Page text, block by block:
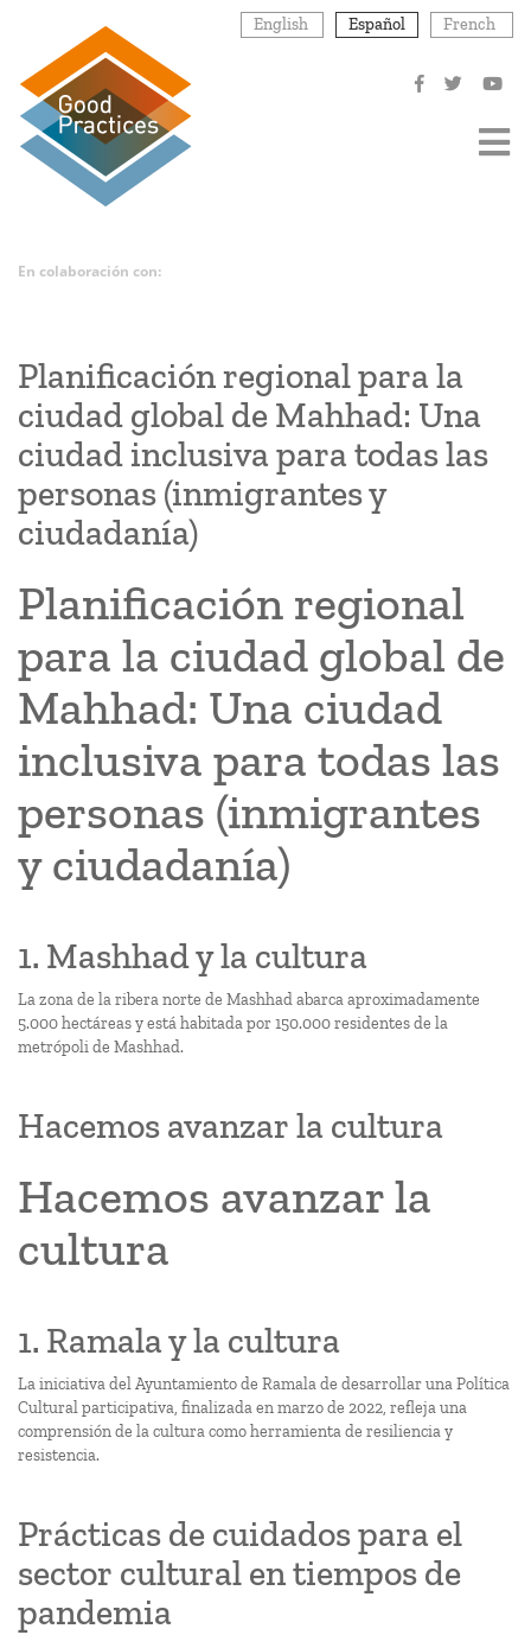
contenido
principal
English Español French
En colaboración con:
Planificación regional para la
ciudad global de Mahhad: Una
ciudad inclusiva para todas las
personas (inmigrantes y
ciudadanía)
Planificación regional
para la ciudad global de
Mahhad: Una ciudad
inclusiva para todas las
personas (inmigrantes
y ciudadanía)
1. Mashhad y la cultura
La zona de la ribera norte de Mashhad abarca aproximadamente
5.000 hectáreas y está habitada por 150.000 residentes de la
metrópoli de Mashhad.
Hacemos avanzar la cultura
Hacemos avanzar la
cultura
1. Ramala y la cultura
La iniciativa del Ayuntamiento de Ramala de desarrollar una Política
Cultural participativa, finalizada en marzo de 2022, refleja una
comprensión de la cultura como herramienta de resiliencia y
resistencia.
Prácticas de cuidados para el
sector cultural en tiempos de
pandemia